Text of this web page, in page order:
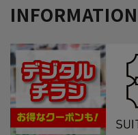
INFORMATION